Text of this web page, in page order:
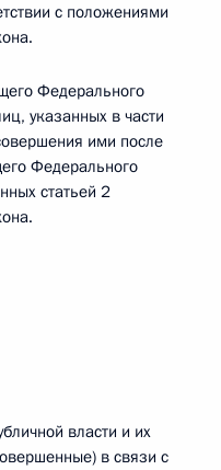
с положениями
Федерального
указанных в части
ими после
Федерального
статьей 2
власти и их
в связи с